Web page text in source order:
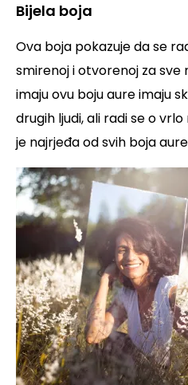
Bijela boja
Ova boja pokazuje da se
smirenoj i otvorenoj za sve
imaju ovu boju aure imaju
drugih ljudi, ali radi se o
je najrjeđa od svih boja